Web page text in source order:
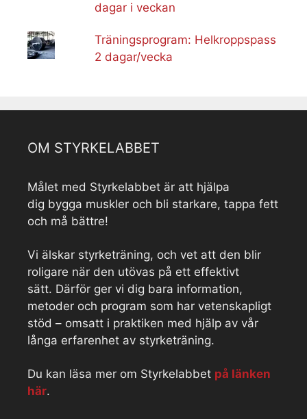
dagar i veckan
Träningsprogram: Helkroppspass
2 dagar/vecka
OM STYRKELABBET
Målet med Styrkelabbet är att hjälpa
dig bygga muskler och bli starkare, tappa fett
och må bättre!
Vi älskar styrketräning, och vet att den blir
roligare när den utövas på ett effektivt
sätt. Därför ger vi dig bara information,
metoder och program som har vetenskapligt
stöd – omsatt i praktiken med hjälp av vår
långa erfarenhet av styrketräning.
Du kan läsa mer om Styrkelabbet på länken
här.